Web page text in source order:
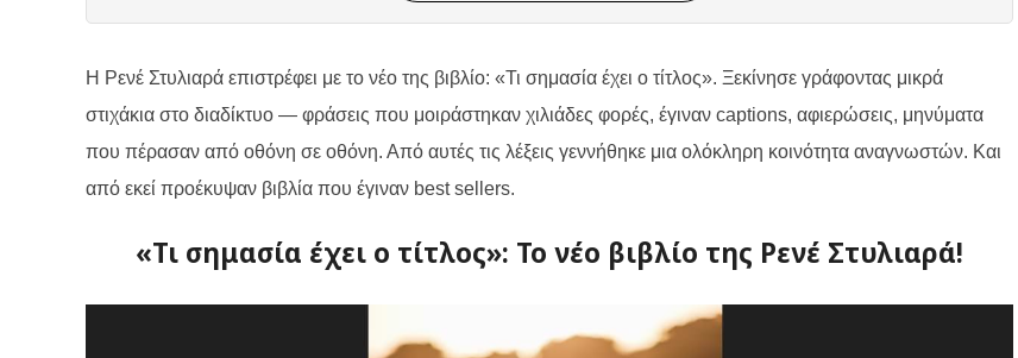
Η Ρενέ Στυλιαρά επιστρέφει με το νέο της βιβλίο: «Τι σημασία έχει ο τίτλος». Ξεκίνησε γράφοντας μικρά
στιχάκια στο διαδίκτυο — φράσεις που μοιράστηκαν χιλιάδες φορές, έγιναν captions, αφιερώσεις, μηνύματα
που πέρασαν από οθόνη σε οθόνη. Από αυτές τις λέξεις γεννήθηκε μια ολόκληρη κοινότητα αναγνωστών. Και
από εκεί προέκυψαν βιβλία που έγιναν best sellers.
«Τι σημασία έχει ο τίτλος»: Το νέο βιβλίο της Ρενέ Στυλιαρά!